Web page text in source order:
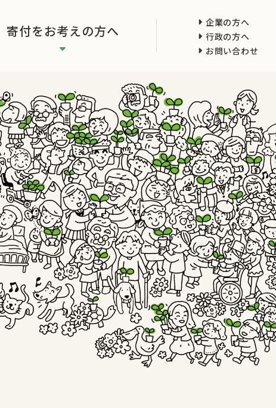
寄付をお考えの方へ
企業の方へ
行政の方へ
お問い合わせ